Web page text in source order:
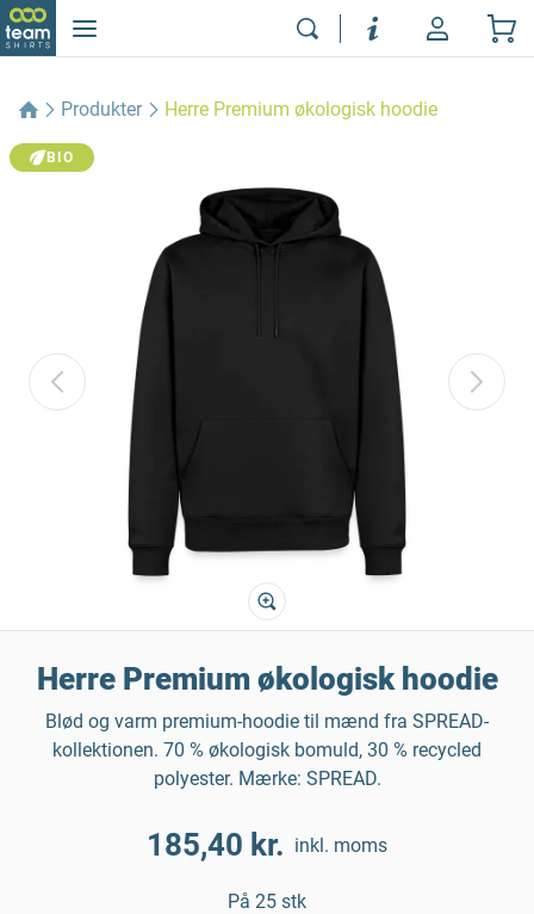
Produkter Herre Premium økologisk hoodie
BIO
Herre Premium økologisk hoodie
Blød og varm premium-hoodie til mænd fra SPREAD-
kollektionen. 70 % økologisk bomuld, 30 % recycled
polyester. Mærke: SPREAD.
185,40 kr. inkl. moms
På 25 stk